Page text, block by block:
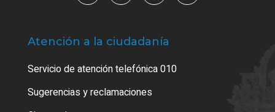
Atención a la ciudadanía
Servicio de atención telefónica 010
Sugerencias y reclamaciones